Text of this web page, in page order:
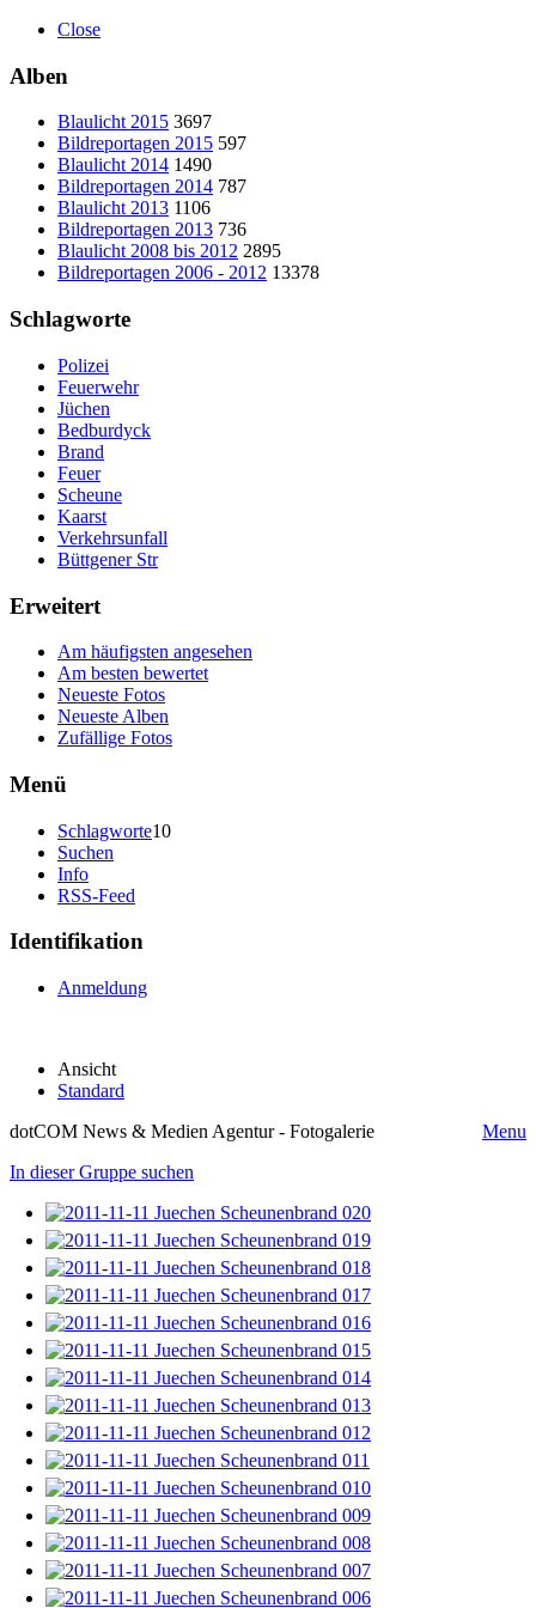
Close
Alben
Blaulicht 2015 3697
Bildreportagen 2015 597
Blaulicht 2014 1490
Bildreportagen 2014 787
Blaulicht 2013 1106
Bildreportagen 2013 736
Blaulicht 2008 bis 2012 2895
Bildreportagen 2006 - 2012 13378
Schlagworte
Polizei
Feuerwehr
Jüchen
Bedburdyck
Brand
Feuer
Scheune
Kaarst
Verkehrsunfall
Büttgener Str
Erweitert
Am häufigsten angesehen
Am besten bewertet
Neueste Fotos
Neueste Alben
Zufällige Fotos
Menü
Schlagworte10
Suchen
Info
RSS-Feed
Identifikation
Anmeldung
Ansicht
Standard
dotCOM News & Medien Agentur - Fotogalerie
Menu
In dieser Gruppe suchen